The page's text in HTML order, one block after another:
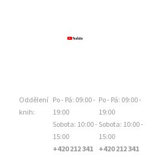
Oddělení
knih:
Po - Pá: 09:00 -
19:00
Sobota: 10:00 -
15:00
+420 212 341
Po - Pá: 09:00 -
19:00
Sobota: 10:00 -
15:00
+420 212 341